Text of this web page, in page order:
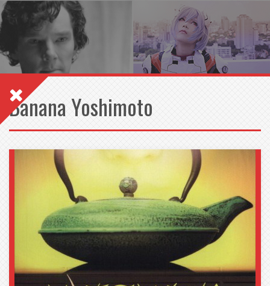
Banana Yoshimoto